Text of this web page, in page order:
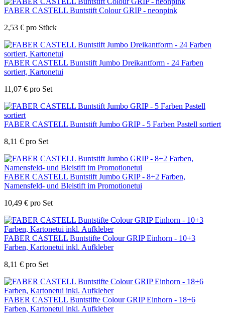
FABER CASTELL Buntstift Colour GRIP - neonpink
2,53 € pro Stück
FABER CASTELL Buntstift Jumbo Dreikantform - 24 Farben
sortiert, Kartonetui
11,07 € pro Set
FABER CASTELL Buntstift Jumbo GRIP - 5 Farben Pastell sortiert
8,11 € pro Set
FABER CASTELL Buntstift Jumbo GRIP - 8+2 Farben,
Namensfeld- und Bleistift im Promotionetui
10,49 € pro Set
FABER CASTELL Buntstifte Colour GRIP Einhorn - 10+3
Farben, Kartonetui inkl. Aufkleber
8,11 € pro Set
FABER CASTELL Buntstifte Colour GRIP Einhorn - 18+6
Farben, Kartonetui inkl. Aufkleber